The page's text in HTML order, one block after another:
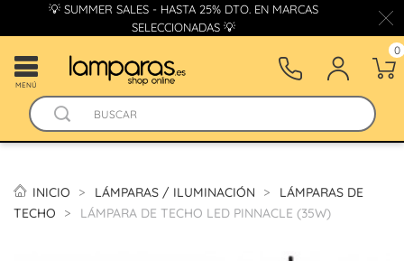
💡 SUMMER SALES - HASTA 25% DTO. EN MARCAS
SELECCIONADAS 💡
MENÚ
0
INICIO LÁMPARAS / ILUMINACIÓN
LÁMPARAS DE
TECHO
LÁMPARA DE TECHO LED PINNACLE (35W)